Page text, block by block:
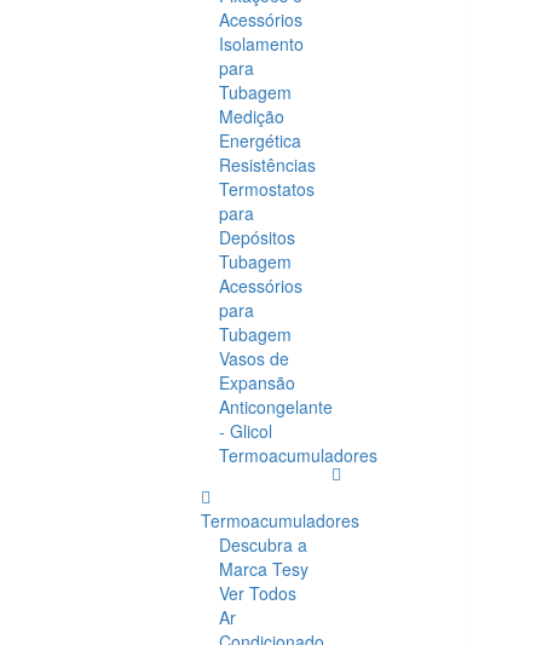
Acessórios
Isolamento
para
Tubagem
Medição
Energética
Resistências
Termostatos
para
Depósitos
Tubagem
Acessórios
para
Tubagem
Vasos de
Expansão
Anticongelante
- Glicol
Termoacumuladores
Termoacumuladores
Descubra a
Marca Tesy
Ver Todos
Ar